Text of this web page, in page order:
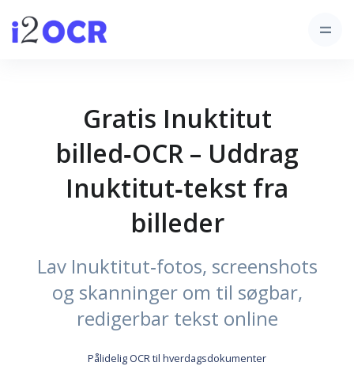
Gratis Inuktitut
billed‑OCR – Uddrag
Inuktitut‑tekst fra
billeder
Lav Inuktitut‑fotos, screenshots
og skanninger om til søgbar,
redigerbar tekst online
Pålidelig OCR til hverdagsdokumenter